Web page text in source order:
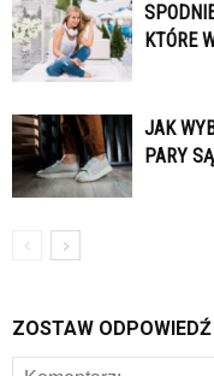
KTÓRE
JAK
PARY
ZOSTAW ODPOWIEDŹ